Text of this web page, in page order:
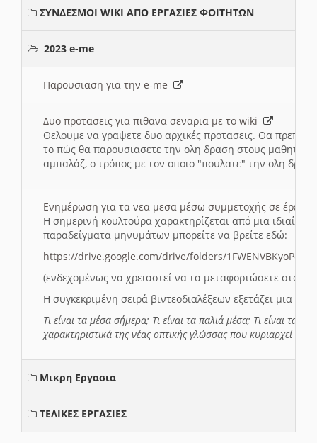
ΣΥΝΔΕΣΜΟΙ WIKI ΑΠΟ ΕΡΓΑΣΙΕΣ ΦΟΙΤΗΤΩΝ
2023 e-me
Παρουσιαση για την e-me
Δυο προτασεις για πιθανα σεναρια με το wiki
Θελουμε να γραψετε δυο αρχικές προτασεις. Θα πρεπει
το πώς θα παρουσιασετε την ολη δραση στους μαθητες
αμπαλάζ, ο τρόπος με τον οποιο "πουλατε" την ολη
Ενημέρωση για τα νεα μεσα μέσω συμμετοχής σε
Η σημερινή κουλτούρα χαρακτηρίζεται από μια
παραδείγματα μηνυμάτων μπορείτε να βρείτε εδώ:
https://drive.google.com/drive/folders/
(ενδεχομένως να χρειαστεί να τα μεταφορτώσετε στο
Η συγκεκριμένη σειρά βιντεοδιαλέξεων εξετάζει μια
Τι είναι τα μέσα σήμερα; Τι είναι τα παλιά μέσα; Τι είναι τα
χαρακτηριστικά της νέας οπτικής γλώσσας που κυριαρχεί
Μικρη Εργασια
ΤΕΛΙΚΕΣ ΕΡΓΑΣΙΕΣ